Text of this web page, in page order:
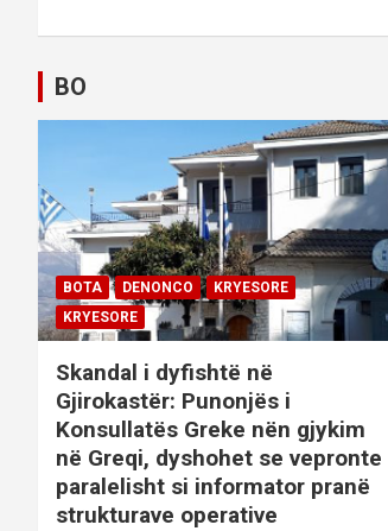
s
t
n
a
v
i
g
a
BO
BOTA DENONCO
KRYESORE
KRYESORE
Skandal i dyfishtë në
Gjirokastër: Punonjës i
Konsullatës Greke nën gjykim
në Greqi, dyshohet se vepronte
paralelisht si informator pranë
strukturave operative